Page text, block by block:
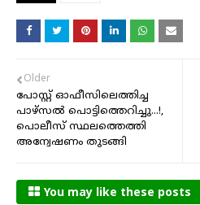
Older
പോസ്റ്റ് ഓഫീസിലെത്തിച്ച
പാഴ്സൽ പൊട്ടിത്തെറിച്ചു...!,
പൊലീസ് സ്ഥലത്തെത്തി
അന്വേഷണം തുടങ്ങി
You may like these posts